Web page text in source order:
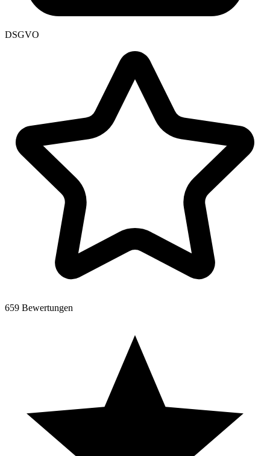
DSGVO
659 Bewertungen